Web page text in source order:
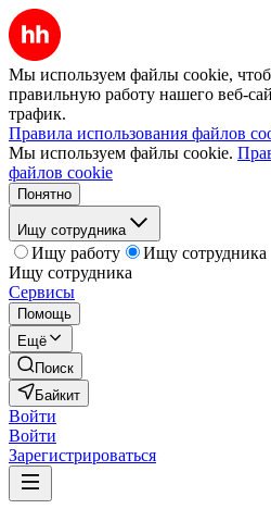
Мы используем файлы cookie,
правильную работу нашего веб-
трафик.
Правила использования файлов
Мы используем файлы cookie.
файлов cookie
Понятно
Ищу сотрудника
Ищу работу
Ищу сотрудника
Ищу сотрудника
Сервисы
Помощь
Ещё
Поиск
Байкит
Войти
Войти
Зарегистрироваться